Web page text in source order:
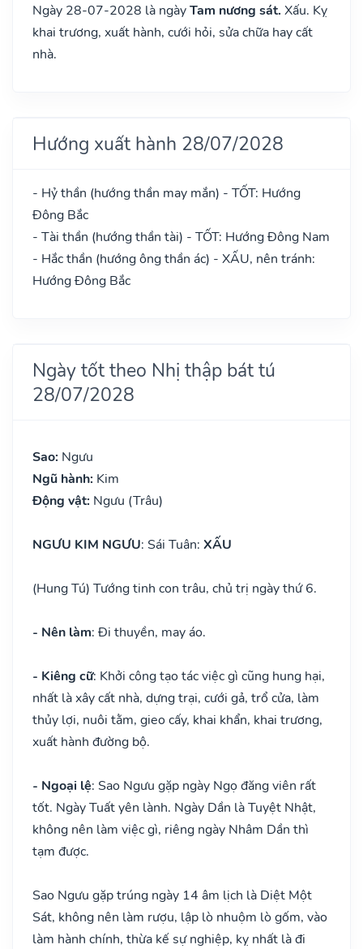
Ngày 28-07-2028 là ngàyTam nương sát. Xấu. Kỵ
khai trương, xuất hành, cưới hỏi, sửa chữa hay cất
nhà.
Hướng xuất hành 28/07/2028
- Hỷ thần (hướng thần may mắn) - TỐT: Hướng
Đông Bắc
- Tài thần (hướng thần tài) - TỐT: Hướng Đông Nam
- Hắc thần (hướng ông thần ác) - XẤU, nên tránh:
Hướng Đông Bắc
Ngày tốt theo Nhị thập bát tú
28/07/2028
Sao: Ngưu
Ngũ hành: Kim
Động vật: Ngưu (Trâu)
NGƯU KIM NGƯU: Sái Tuân: XẤU
(Hung Tú) Tướng tinh con trâu, chủ trị ngày thứ 6.
- Nên làm: Đi thuyền, may áo.
- Kiêng cữ: Khởi công tạo tác việc gì cũng hung hại,
nhất là xây cất nhà, dựng trại, cưới gả, trổ cửa, làm
thủy lợi, nuôi tằm, gieo cấy, khai khẩn, khai trương,
xuất hành đường bộ.
- Ngoại lệ: Sao Ngưu gặp ngày Ngọ đăng viên rất
tốt. Ngày Tuất yên lành. Ngày Dần là Tuyệt Nhật,
không nên làm việc gì, riêng ngày Nhâm Dần thì
tạm được.
Sao Ngưu gặp trúng ngày 14 âm lịch là Diệt Một
Sát, không nên làm rượu, lập lò nhuộm lò gốm, vào
làm hành chính, thừa kế sự nghiệp, kỵ nhất là đi